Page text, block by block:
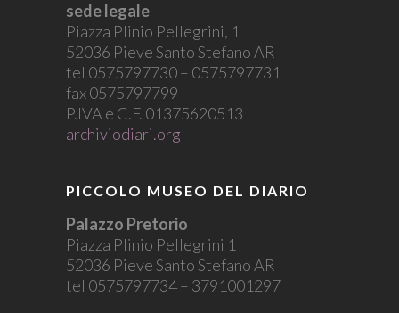
sede legale
Piazza Plinio Pellegrini, 1
52036 Pieve Santo Stefano AR
tel 0575797730 – 0575797731
fax 0575797799
P.IVA e C.F. 01375620513
archiviodiari.org
PICCOLO MUSEO DEL DIARIO
Palazzo Pretorio
Piazza Plinio Pellegrini 1
52036 Pieve Santo Stefano AR
tel 0575797734 – 3791001297